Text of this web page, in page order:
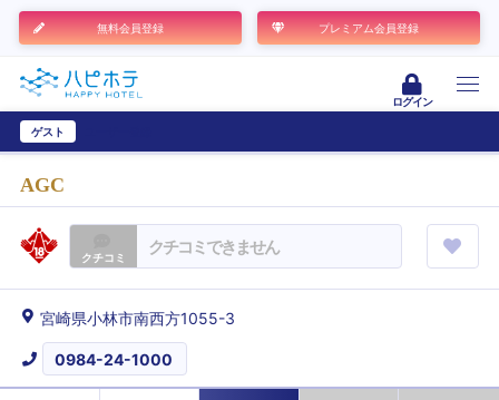
無料会員登録 プレミアム会員登録
ログイン
ゲスト
AGC
クチコミ クチコミできません
宮崎県小林市南西方1055-3
0984-24-1000